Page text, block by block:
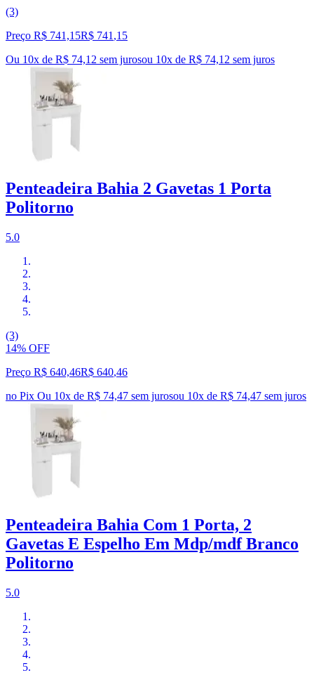
(3)
Preço R$ 741,15R$ 741 ,15
Ou 10x de R$ 74,12 sem jurosou 10x de R$ 74,12 sem juros
Penteadeira Bahia 2 Gavetas 1 Porta
Politorno
5.0
(3)
14% OFF
Preço R$ 640,46R$ 640,46
no Pix Ou 10x de R$ 74,47 sem jurosou 10x de R$ 74,47 sem juros
Penteadeira Bahia Com 1 Porta, 2
Gavetas E Espelho Em Mdp/mdf Branco
Politorno
5.0